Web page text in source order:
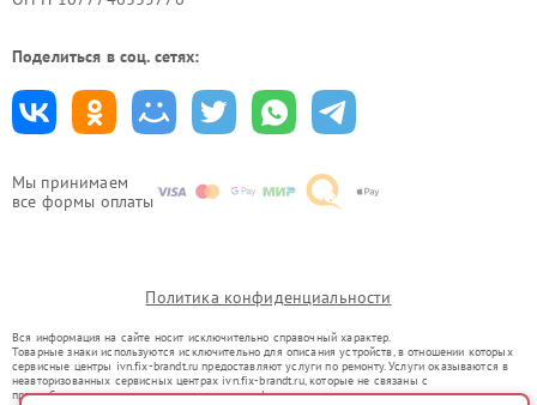
Мы принимаем
все формы оплаты
Поделиться в соц. сетях:
Политика конфиденциальности
Вся информация на сайте носит исключительно справочный характер.
Товарные знаки используются исключительно для описания устройств, в отношении которых
сервисные центры ivn.fix-brandt.ru предоставляют услуги по ремонту. Услуги оказываются в
неавторизованных сервисных центрах ivn.fix-brandt.ru, которые не связаны с
правообладателями товарных знаков или их официальными представителями.